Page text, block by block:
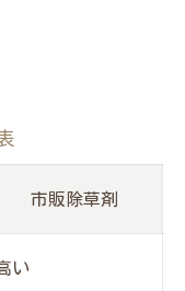
市販除草剤
い